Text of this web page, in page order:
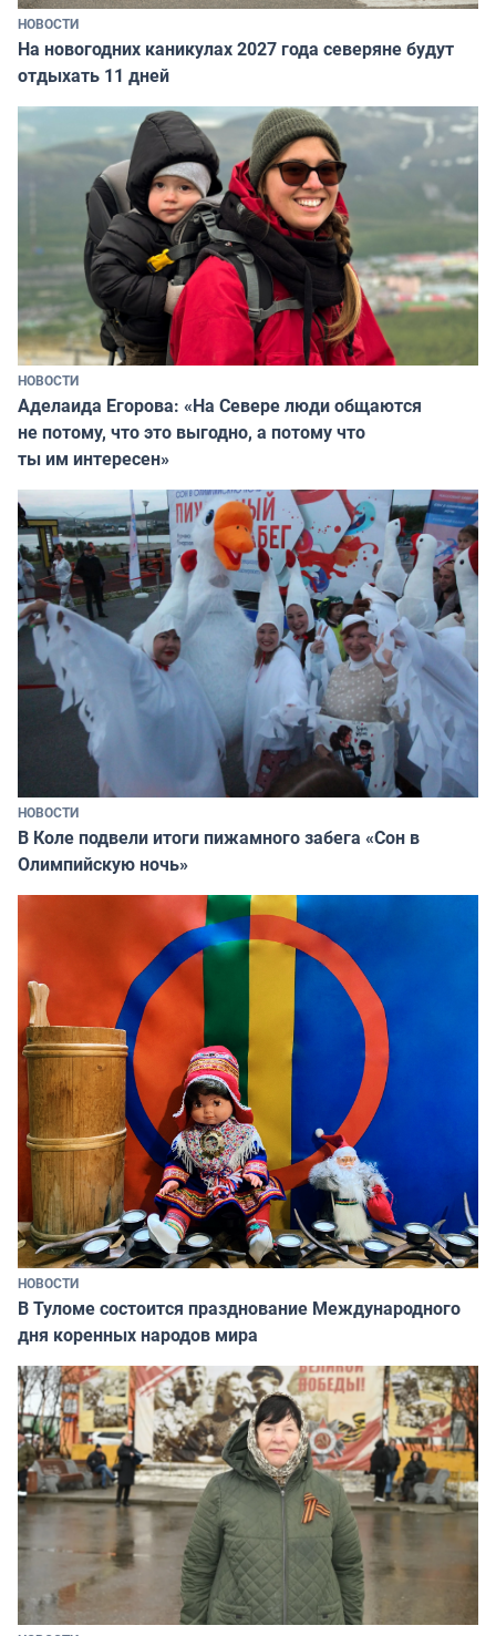
НОВОСТИ
На новогодних каникулах 2027 года северяне будут
отдыхать 11 дней
НОВОСТИ
Аделаида Егорова: «На Севере люди общаются
не потому, что это выгодно, а потому что
ты им интересен»
НОВОСТИ
В Коле подвели итоги пижамного забега «Сон в
Олимпийскую ночь»
НОВОСТИ
В Туломе состоится празднование Международного
дня коренных народов мира